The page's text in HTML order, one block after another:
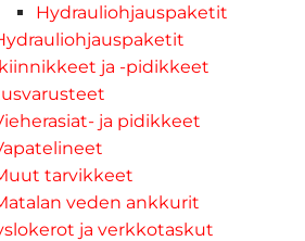
Hydrauliohjauspaketit
ja -pidikkeet
ja pidikkeet
tarvikkeet
veden ankkurit
ja verkkotaskut